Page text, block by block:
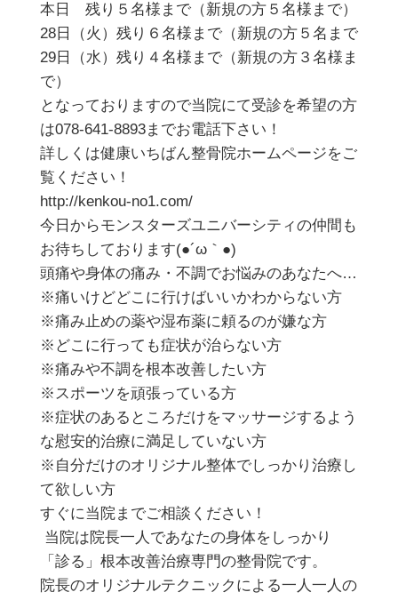
本日 残り５名様まで（新規の方５名様まで）
28日（火）残り６名様まで（新規の方５名まで
29日（水）残り４名様まで（新規の方３名様ま
で）
となっておりますので当院にて受診を希望の方
は078-641-8893までお電話下さい！
詳しくは健康いちばん整骨院ホームページをご
覧ください！
http://kenkou-no1.com/
今日からモンスターズユニバーシティの仲間も
お待ちしております(●´ω｀●)
頭痛や身体の痛み・不調でお悩みのあなたへ…
※痛いけどどこに行けばいいかわからない方
※痛み止めの薬や湿布薬に頼るのが嫌な方
※どこに行っても症状が治らない方
※痛みや不調を根本改善したい方
※スポーツを頑張っている方
※症状のあるところだけをマッサージするよう
な慰安的治療に満足していない方
※自分だけのオリジナル整体でしっかり治療し
て欲しい方
すぐに当院までご相談ください！
当院は院長一人であなたの身体をしっかり
「診る」根本改善治療専門の整骨院です。
院長のオリジナルテクニックによる一人一人の